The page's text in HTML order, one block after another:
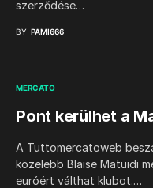
szerződése…
BY PAMI666
MERCATO
Pont kerülhet a
A Tuttomercatoweb
közelebb Blaise Matuidi
euróért válthat klubot.…